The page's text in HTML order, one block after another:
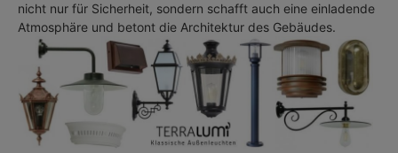
nicht nur für Sicherheit, sondern schafft auch eine einladende
Atmosphäre und betont die Architektur des Gebäudes.